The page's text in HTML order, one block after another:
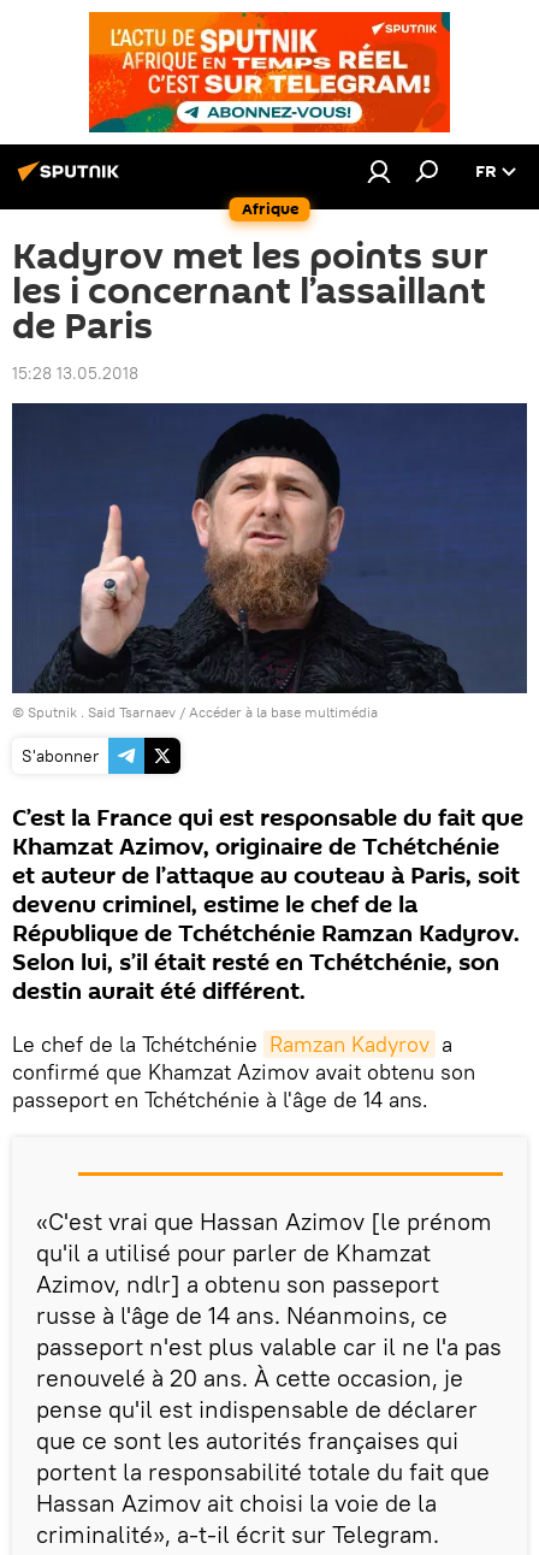
Afrique
FR
Kadyrov met les points sur
les i concernant l’assaillant
de Paris
15:28 13.05.2018
© Sputnik . Said Tsarnaev / Accéder à la base multimédia
S'abonner
C’est la France qui est responsable du fait que
Khamzat Azimov, originaire de Tchétchénie
et auteur de l’attaque au couteau à Paris, soit
devenu criminel, estime le chef de la
République de Tchétchénie Ramzan Kadyrov.
Selon lui, s’il était resté en Tchétchénie, son
destin aurait été différent.
Le chef de la Tchétchénie Ramzan Kadyrov a
confirmé que Khamzat Azimov avait obtenu son
passeport en Tchétchénie à l'âge de 14 ans.
«C'est vrai que Hassan Azimov [le prénom
qu'il a utilisé pour parler de Khamzat
Azimov, ndlr] a obtenu son passeport
russe à l'âge de 14 ans. Néanmoins, ce
passeport n'est plus valable car il ne l'a pas
renouvelé à 20 ans. À cette occasion, je
pense qu'il est indispensable de déclarer
que ce sont les autorités françaises qui
portent la responsabilité totale du fait que
Hassan Azimov ait choisi la voie de la
criminalité», a-t-il écrit sur Telegram.